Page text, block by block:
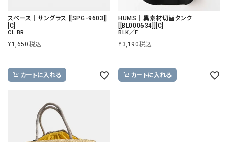
スペース｜サングラス [[SPG-9603]]
[C]
CL.BR
¥1,650税込
カートに入れる
HUMS｜異素材切替タンク
[[BL000634]][C]
BLK／F
¥3,190税込
カートに入れる